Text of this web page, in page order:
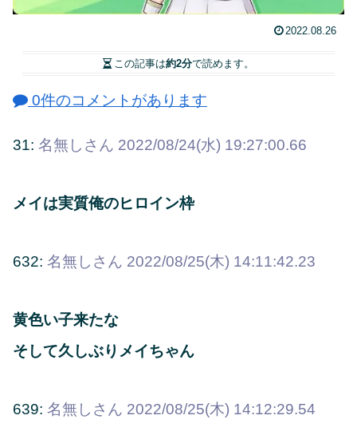
2022.08.26
この記事は約2分で読めます。
0件のコメントがあります
31: 名無しさん 2022/08/24(水) 19:27:00.66
メイは実質俺のヒロイン枠
632: 名無しさん 2022/08/25(木) 14:11:42.23
黄色い子来たな
そして久しぶりメイちゃん
639: 名無しさん 2022/08/25(木) 14:12:29.54